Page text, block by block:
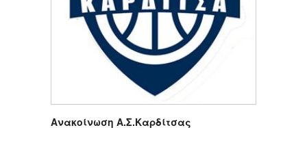
Ανακοίνωση Α.Σ.Καρδίτσας